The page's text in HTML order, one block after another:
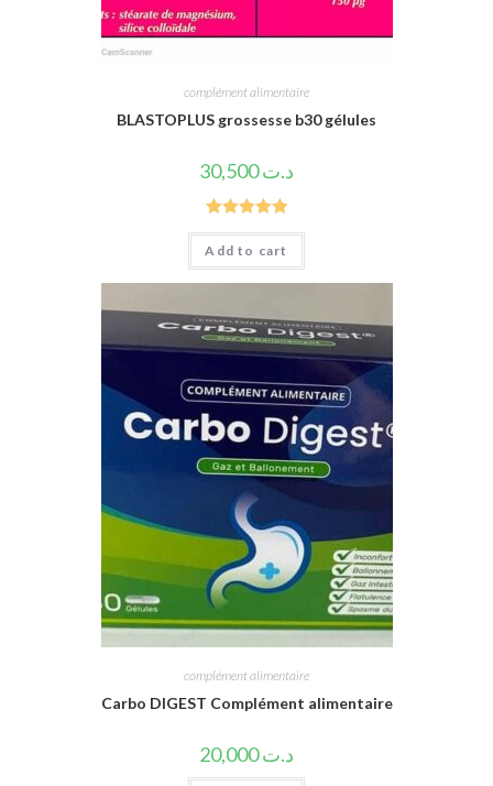
complément alimentaire
BLASTOPLUS grossesse b30 gélules
د.ت30,500
Rated5.00
out of 5
Add to cart
complément alimentaire
Carbo DIGEST Complément alimentaire
د.ت20,000